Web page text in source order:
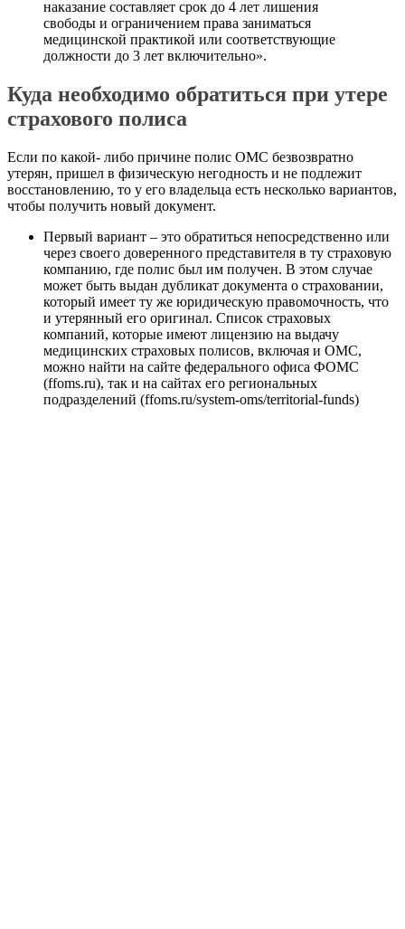
наказание составляет срок до 4 лет лишения
свободы и ограничением права заниматься
медицинской практикой или соответствующие
должности до 3 лет включительно».
Куда необходимо обратиться при утере
страхового полиса
Если по какой- либо причине полис ОМС безвозвратно
утерян, пришел в физическую негодность и не подлежит
восстановлению, то у его владельца есть несколько вариантов,
чтобы получить новый документ.
Первый вариант – это обратиться непосредственно или
через своего доверенного представителя в ту страховую
компанию, где полис был им получен. В этом случае
может быть выдан дубликат документа о страховании,
который имеет ту же юридическую правомочность, что
и утерянный его оригинал. Список страховых
компаний, которые имеют лицензию на выдачу
медицинских страховых полисов, включая и ОМС,
можно найти на сайте федерального офиса ФОМС
(ffoms.ru), так и на сайтах его региональных
подразделений (ffoms.ru/system-oms/territorial-funds)